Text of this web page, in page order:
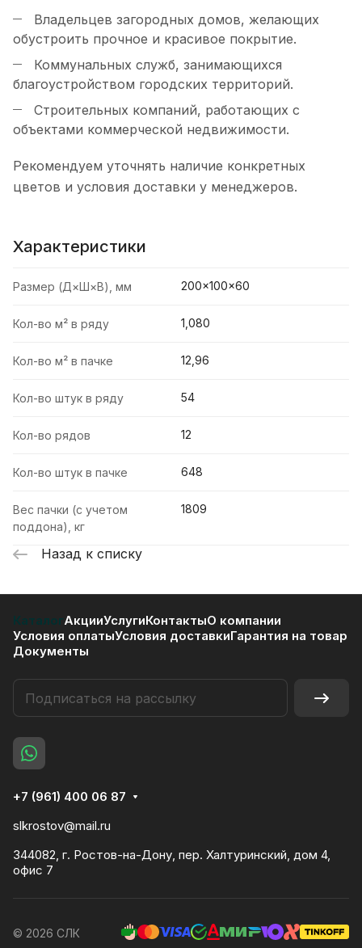
Владельцев загородных домов, желающих
обустроить прочное и красивое покрытие.
Коммунальных служб, занимающихся
благоустройством городских территорий.
Строительных компаний, работающих с
объектами коммерческой недвижимости.
Рекомендуем уточнять наличие конкретных
цветов и условия доставки у менеджеров.
Характеристики
Размер (Д×Ш×В), мм 200×100×60
Кол-во м² в ряду 1,080
Кол-во м² в пачке 12,96
Кол-во штук в ряду 54
Кол-во рядов 12
Кол-во штук в пачке 648
Вес пачки (с учетом
поддона), кг
1809
Назад к списку
КаталогАкцииУслугиКонтактыО компании
Условия оплатыУсловия доставкиГарантия на товар
Документы
+7 (961) 400 06 87
slkrostov@mail.ru
344082, г. Ростов-на-Дону, пер. Халтуринский, дом 4,
офис 7
© 2026 СЛК